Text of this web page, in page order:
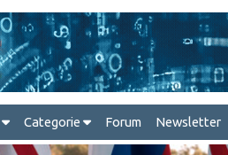
Categorie Forum Newsletter